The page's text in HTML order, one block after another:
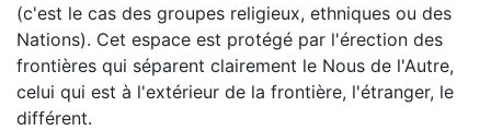
(c'est le cas des groupes religieux, ethniques ou des
Nations). Cet espace est protégé par l'érection des
frontières qui séparent clairement le Nous de l'Autre,
celui qui est à l'extérieur de la frontière, l'étranger, le
différent.